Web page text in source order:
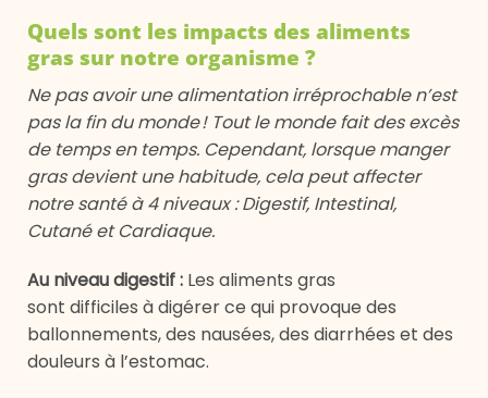
Quels sont les impacts des aliments
gras sur notre organisme ?
Ne pas avoir une alimentation irréprochable n’est
pas la fin du monde ! Tout le monde fait des excès
de temps en temps. Cependant, lorsque manger
gras devient une habitude, cela peut affecter
notre santé à 4 niveaux : Digestif, Intestinal,
Cutané et Cardiaque.
Au niveau digestif : Les aliments gras
sont difficiles à digérer ce qui provoque des
ballonnements, des nausées, des diarrhées et des
douleurs à l’estomac.